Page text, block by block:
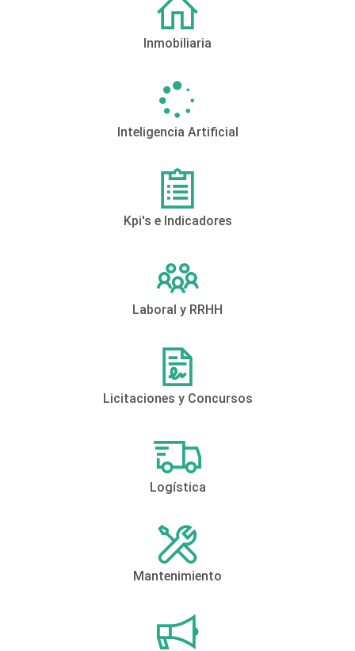
Inmobiliaria
Inteligencia Artificial
Kpi's e Indicadores
Laboral y RRHH
Licitaciones y Concursos
Logística
Mantenimiento